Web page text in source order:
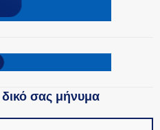
δικό σας μήνυμα